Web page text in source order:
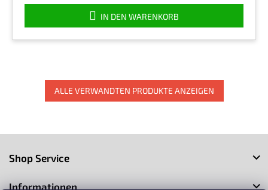
IN DEN WARENKORB
ALLE VERWANDTEN PRODUKTE ANZEIGEN
Shop Service
Informationen